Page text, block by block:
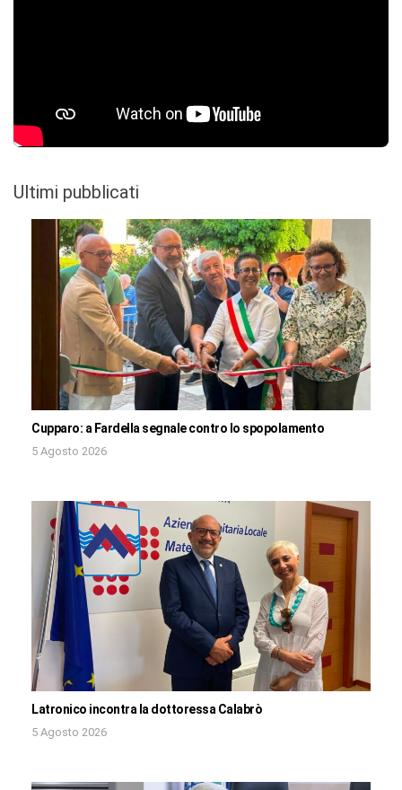
Ultimi pubblicati
Cupparo: a Fardella segnale contro lo spopolamento
5 Agosto 2026
Latronico incontra la dottoressa Calabrò
5 Agosto 2026